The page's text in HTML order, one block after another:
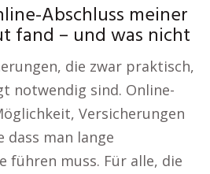
Abschluss meiner
fand – und was nicht
die zwar praktisch,
notwendig sind. Online-
Versicherungen
dass man lange
führen muss. Für alle, die